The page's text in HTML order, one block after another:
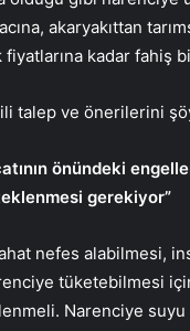
akaryakıttan
kadar fahiş
talep ve önerilerini
önündeki
gerekiyor”
nefes alabilmesi,
tüketebilmesi
Narenciye suyu